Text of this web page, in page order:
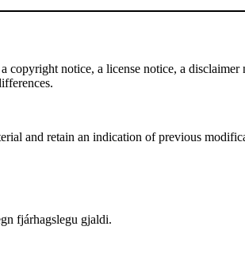
notice, a license notice, a
and retain an indication of previous
fjárhagslegu gjaldi.